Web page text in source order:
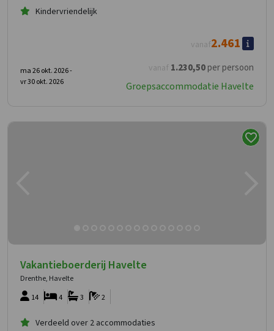
Kindervriendelijk
vanaf 1.230,50per persoon
vanaf2.461
ma 26 okt. 2026 -
vr 30 okt. 2026
Groepsaccommodatie Havelte
Vakantieboerderij Havelte
Drenthe, Havelte
14
2
3
4
Verdeeld over 2 accommodaties